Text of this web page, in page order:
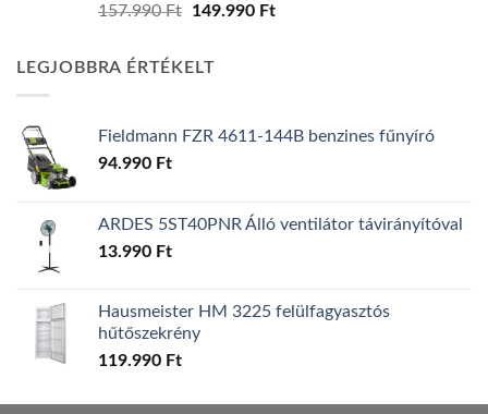
157.990Ft
Original
157.990 Ft.
149.990 FtCurrent
LEGJOBBRA ÉRTÉKELT
Fieldmann FZR 4611-144B benzines fűnyíró
94.990 Ft
ARDES 5ST40PNR Álló ventilátor távirányítóval
13.990 Ft
Hausmeister HM 3225 felülfagyasztós
hűtőszekrény
119.990 Ft